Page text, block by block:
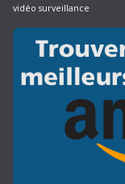
vidéo surveillance